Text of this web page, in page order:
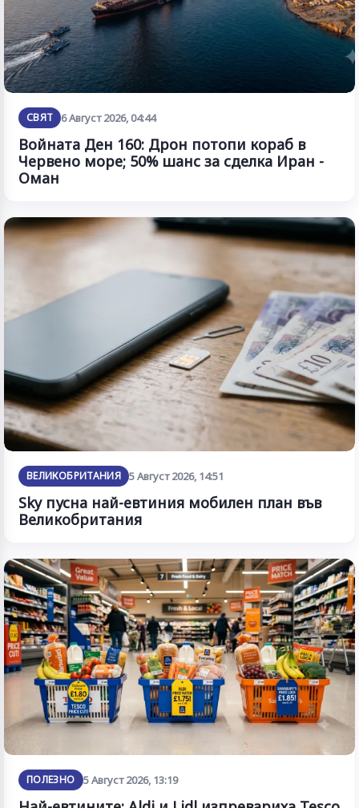
СВЯТ 6 Август 2026, 04:44
Войната Ден 160: Дрон потопи кораб в
Червено море; 50% шанс за сделка Иран -
Оман
ВЕЛИКОБРИТАНИЯ 5 Август 2026, 14:51
Sky пусна най-евтиния мобилен план във
Великобритания
ПОЛЕЗНО 5 Август 2026, 13:19